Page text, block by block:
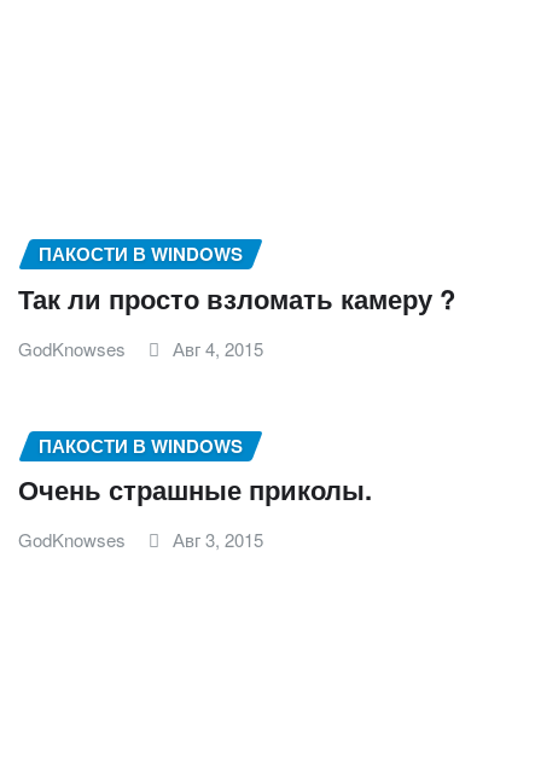
ПАКОСТИ В WINDOWS
Так ли просто взломать камеру ?
GodKnowses Авг 4, 2015
ПАКОСТИ В WINDOWS
Очень страшные приколы.
GodKnowses Авг 3, 2015